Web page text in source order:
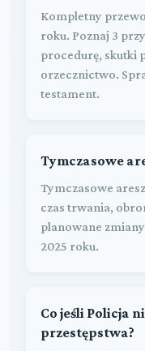
Kompletny
roku. Poznaj 3
procedurę, skutki
orzecznictwo.
testament.
Tymczasowe
Tymczasowe
czas trwania,
planowane
2025 roku.
Co jeśli Policja
przestępstwa?